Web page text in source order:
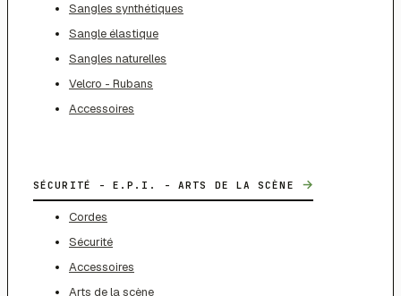
Sangles synthétiques
Sangle élastique
Sangles naturelles
Velcro - Rubans
Accessoires
SÉCURITÉ - E.P.I. - ARTS DE LA SCÈNE →
Cordes
Sécurité
Accessoires
Arts de la scène